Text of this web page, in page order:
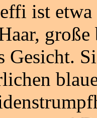
ist
Gesicht.